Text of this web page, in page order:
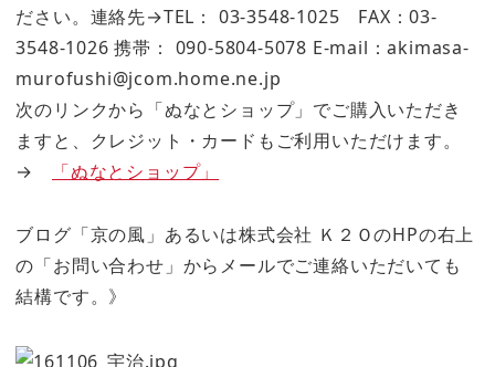
ださい。連絡先→TEL： 03-3548-1025 FAX：03-
3548-1026 携帯： 090-5804-5078 E-mail：akimasa-
murofushi@jcom.home.ne.jp
次のリンクから「ぬなとショップ」でご購入いただき
ますと、クレジット・カードもご利用いただけます。
→
「ぬなとショップ」
ブログ「京の風」あるいは株式会社 Ｋ２ＯのHPの右上
の「お問い合わせ」からメールでご連絡いただいても
結構です。》